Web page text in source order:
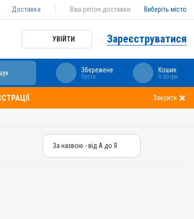
Доставка Ваш регіон доставки: Виберіть місто
УВІЙТИ Зареєструватися
Збережене
Пусто
Кошик
0.00 грн
Закрити
За назвою - від А до Я